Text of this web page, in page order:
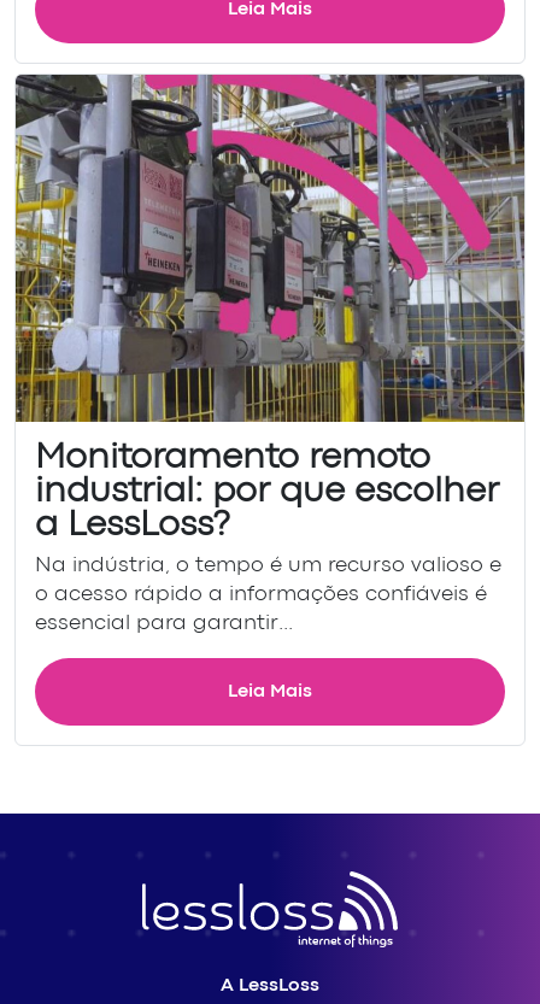
Leia Mais
Monitoramento remoto
industrial: por que escolher
a LessLoss?
Na indústria, o tempo é um recurso valioso e
o acesso rápido a informações confiáveis é
essencial para garantir...
Leia Mais
A LessLoss